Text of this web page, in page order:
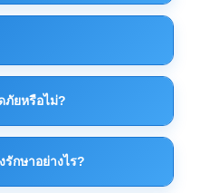
กของหนัก งานโรงงาน
รยกของ
ภัยหรือไม่?
ามปลอดภัยและมี
ไซต์งานอุตสาหกรรม
รักษาอย่างไร?